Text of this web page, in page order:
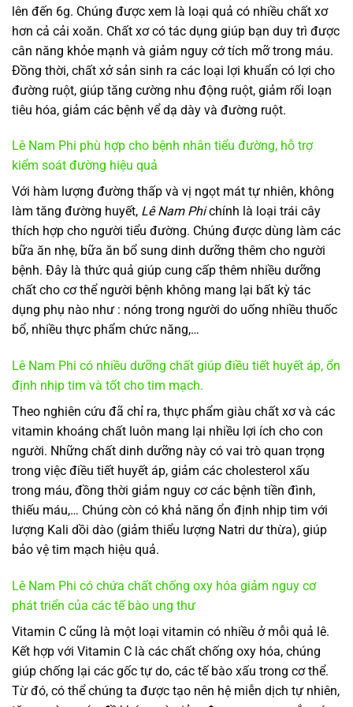
lên đến 6g. Chúng được xem là loại quả có nhiều chất xơ
hơn cả cải xoăn. Chất xơ có tác dụng giúp bạn duy trì được
cân năng khỏe mạnh và giảm nguy cớ tích mỡ trong máu.
Đồng thời, chất xở sản sinh ra các loại lợi khuẩn có lợi cho
đường ruột, giúp tăng cường nhu động ruột, giảm rối loạn
tiêu hóa, giảm các bệnh vể dạ dày và đường ruột.
Lê Nam Phi phù hợp cho bệnh nhân tiểu đường, hỗ trợ
kiểm soát đường hiệu quả
Với hàm lượng đường thấp và vị ngọt mát tự nhiên, không
làm tăng đường huyết, Lê Nam Phichính là loại trái cây
thích hợp cho người tiểu đường. Chúng được dùng làm các
bữa ăn nhẹ, bữa ăn bổ sung dinh dưỡng thêm cho người
bệnh. Đây là thức quả giúp cung cấp thêm nhiều dưỡng
chất cho cơ thể người bệnh không mang lại bất kỳ tác
dụng phụ nào như : nóng trong người do uống nhiều thuốc
bổ, nhiều thực phẩm chức năng,…
Lê Nam Phi có nhiều dưỡng chất giúp điều tiết huyết áp, ổn
định nhịp tim và tốt cho tim mạch.
Theo nghiên cứu đã chỉ ra, thực phẩm giàu chất xơ và các
vitamin khoáng chất luôn mang lại nhiều lợi ích cho con
người. Những chất dinh dưỡng này có vai trò quan trọng
trong việc điều tiết huyết áp, giảm các cholesterol xấu
trong máu, đồng thời giảm nguy cơ các bệnh tiền đình,
thiếu máu,… Chúng còn có khả năng ổn định nhịp tim với
lượng Kali dồi dào (giảm thiểu lượng Natri dư thừa), giúp
bảo vệ tim mạch hiệu quả.
Lê Nam Phi có chứa chất chống oxy hóa giảm nguy cơ
phát triển của các tế bào ung thư
Vitamin C cũng là một loại vitamin có nhiều ở mỗi quả lê.
Kết hợp với Vitamin C là các chất chống oxy hóa, chúng
giúp chống lại các gốc tự do, các tế bào xấu trong cơ thể.
Từ đó, có thể chúng ta được tạo nên hệ miễn dịch tự nhiên,